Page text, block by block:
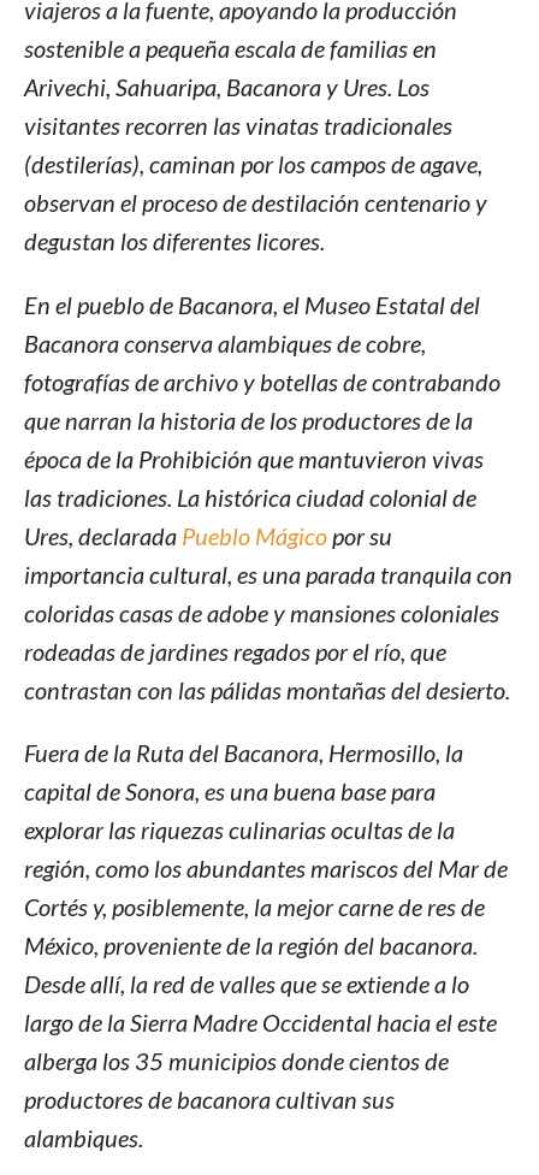
viajeros a la fuente, apoyando la producción
sostenible a pequeña escala de familias en
Arivechi, Sahuaripa, Bacanora y Ures. Los
visitantes recorren las vinatas tradicionales
(destilerías), caminan por los campos de agave,
observan el proceso de destilación centenario y
degustan los diferentes licores.
En el pueblo de Bacanora, el Museo Estatal del
Bacanora conserva alambiques de cobre,
fotografías de archivo y botellas de contrabando
que narran la historia de los productores de la
época de la Prohibición que mantuvieron vivas
las tradiciones. La histórica ciudad colonial de
Ures, declarada Pueblo Mágico por su
importancia cultural, es una parada tranquila con
coloridas casas de adobe y mansiones coloniales
rodeadas de jardines regados por el río, que
contrastan con las pálidas montañas del desierto.
Fuera de la Ruta del Bacanora, Hermosillo, la
capital de Sonora, es una buena base para
explorar las riquezas culinarias ocultas de la
región, como los abundantes mariscos del Mar de
Cortés y, posiblemente, la mejor carne de res de
México, proveniente de la región del bacanora.
Desde allí, la red de valles que se extiende a lo
largo de la Sierra Madre Occidental hacia el este
alberga los 35 municipios donde cientos de
productores de bacanora cultivan sus
alambiques.